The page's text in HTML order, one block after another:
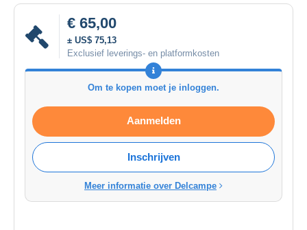
€ 65,00
± US$ 75,13
Exclusief leverings- en platformkosten
Om te kopen moet je inloggen.
Aanmelden
Inschrijven
Meer informatie over Delcampe